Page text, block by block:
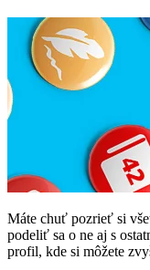
Máte chuť pozrieť si
podeliť sa o ne aj s
profil, kde si môžete